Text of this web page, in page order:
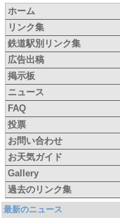
ホーム
リンク集
鉄道駅別リンク集
広告出稿
掲示板
ニュース
FAQ
投票
お問い合わせ
お天気ガイド
Gallery
過去のリンク集
最新のニュース